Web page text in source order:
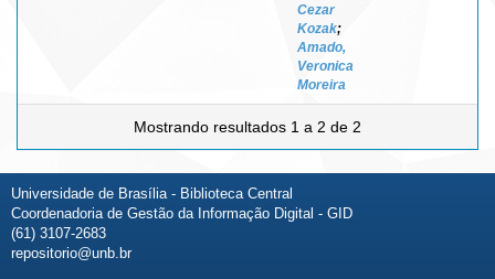
Cezar
Kozak;
Amado,
Veronica
Moreira
Mostrando resultados 1 a 2 de 2
Universidade de Brasília - Biblioteca Central
Coordenadoria de Gestão da Informação Digital - GID
(61) 3107-2683
repositorio@unb.br